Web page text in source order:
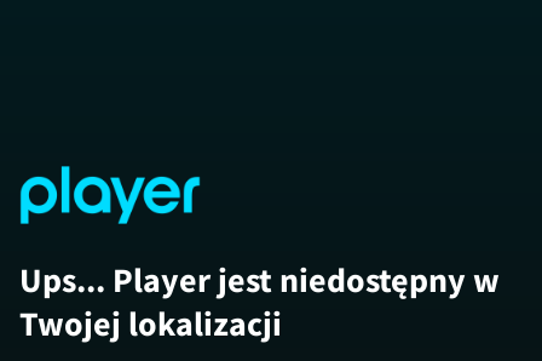
Ups... Player jest niedostępny w
Twojej lokalizacji